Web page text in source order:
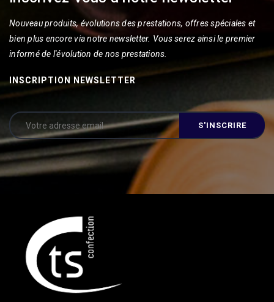
Nouveau produits, évolutions des prestations, offres spéciales et
bien plus encore via notre newsletter. Vous serez ainsi le premier
informé de l'évolution de nos prestations.
INSCRIPTION NEWSLETTER
Alternative: